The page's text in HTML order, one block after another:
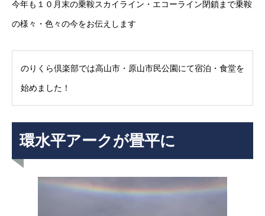
今年も１０月末の乗鞍スカイライン・エコーライン閉鎖まで乗鞍
の様々・色々の今をお伝えします
のりくら倶楽部では高山市・原山市民公園にて宿泊・食堂を
始めました！
環水平アークが畳平に